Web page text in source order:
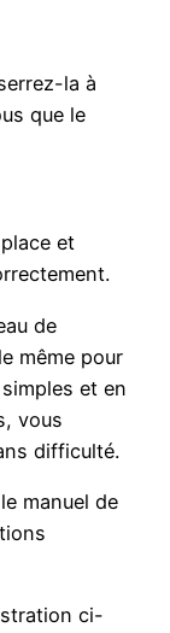
la à
que le
et
de
même pour
et en
vous
difficulté.
manuel de
ci-